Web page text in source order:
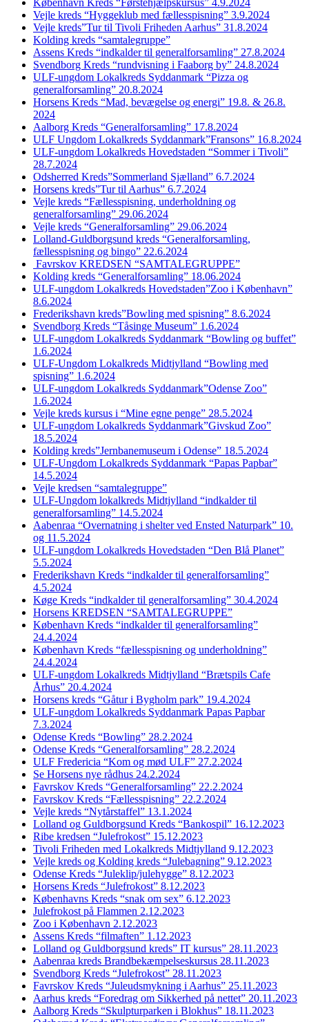
Vejle kreds “Hyggeklub med fællesspisning” 3.9.2024
Vejle kreds”Tur til Tivoli Friheden Aarhus” 31.8.2024
Kolding kreds “samtalegruppe”
Assens Kreds “indkalder til generalforsamling” 27.8.2024
Svendborg Kreds “rundvisning i Faaborg by” 24.8.2024
ULF-ungdom Lokalkreds Syddanmark “Pizza og
generalforsamling” 20.8.2024
Horsens Kreds “Mad, bevægelse og energi” 19.8. & 26.8.
2024
Aalborg Kreds “Generalforsamling” 17.8.2024
ULF Ungdom Lokalkreds Syddanmark”Fransons” 16.8.2024
ULF-ungdom Lokalkreds Hovedstaden “Sommer i Tivoli”
28.7.2024
Odsherred Kreds”Sommerland Sjælland” 6.7.2024
Horsens kreds”Tur til Aarhus” 6.7.2024
Vejle kreds “Fællesspisning, underholdning og
generalforsamling” 29.06.2024
Vejle kreds “Generalforsamling” 29.06.2024
Lolland-Guldborgsund kreds “Generalforsamling,
fællesspisning og bingo” 22.6.2024
Favrskov KREDSEN “SAMTALEGRUPPE”
Kolding kreds “Generalforsamling” 18.06.2024
ULF-ungdom Lokalkreds Hovedstaden”Zoo i København”
8.6.2024
Frederikshavn kreds”Bowling med spisning” 8.6.2024
Svendborg Kreds “Tåsinge Museum” 1.6.2024
ULF-ungdom Lokalkreds Syddanmark “Bowling og buffet”
1.6.2024
ULF-Ungdom Lokalkreds Midtjylland “Bowling med
spisning” 1.6.2024
ULF-ungdom Lokalkreds Syddanmark”Odense Zoo”
1.6.2024
Vejle kreds kursus i “Mine egne penge” 28.5.2024
ULF-ungdom Lokalkreds Syddanmark”Givskud Zoo”
18.5.2024
Kolding kreds”Jernbanemuseum i Odense” 18.5.2024
ULF-Ungdom Lokalkreds Syddanmark “Papas Papbar”
14.5.2024
Vejle kredsen “samtalegruppe”
ULF-Ungdom lokalkreds Midtjylland “indkalder til
generalforsamling” 14.5.2024
Aabenraa “Overnatning i shelter ved Ensted Naturpark” 10.
og 11.5.2024
ULF-ungdom Lokalkreds Hovedstaden “Den Blå Planet”
5.5.2024
Frederikshavn Kreds “indkalder til generalforsamling”
4.5.2024
Køge Kreds “indkalder til generalforsamling” 30.4.2024
Horsens KREDSEN “SAMTALEGRUPPE”
København Kreds “indkalder til generalforsamling”
24.4.2024
København Kreds “fællesspisning og underholdning”
24.4.2024
ULF-ungdom Lokalkreds Midtjylland “Brætspils Cafe
Århus” 20.4.2024
Horsens kreds “Gåtur i Bygholm park” 19.4.2024
ULF-ungdom Lokalkreds Syddanmark Papas Papbar
7.3.2024
Odense Kreds “Bowling” 28.2.2024
Odense Kreds “Generalforsamling” 28.2.2024
ULF Fredericia “Kom og mød ULF” 27.2.2024
Se Horsens nye rådhus 24.2.2024
Favrskov Kreds “Generalforsamling” 22.2.2024
Favrskov Kreds “Fællesspisning” 22.2.2024
Vejle kreds “Nytårstaffel” 13.1.2024
Lolland og Guldborgsund Kreds “Bankospil” 16.12.2023
Ribe kredsen “Julefrokost” 15.12.2023
Tivoli Friheden med Lokalkreds Midtjylland 9.12.2023
Vejle kreds og Kolding kreds “Julebagning” 9.12.2023
Odense Kreds “Juleklip/julehygge” 8.12.2023
Horsens Kreds “Julefrokost” 8.12.2023
Københavns Kreds “snak om sex” 6.12.2023
Julefrokost på Flammen 2.12.2023
Zoo i København 2.12.2023
Assens Kreds “filmaften” 1.12.2023
Lolland og Guldborgsund kreds” IT kursus” 28.11.2023
Aabenraa kreds Brandbekæmpelseskursus 28.11.2023
Svendborg Kreds “Julefrokost” 28.11.2023
Favrskov Kreds “Juleudsmykning i Aarhus” 25.11.2023
Aarhus kreds “Foredrag om Sikkerhed på nettet” 20.11.2023
Aalborg Kreds “Skulpturparken i Blokhus” 18.11.2023